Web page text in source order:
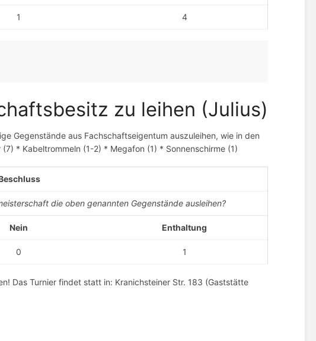
1 4
zu leihen (Julius)
Gegenstände aus Fachschaftseigentum auszuleihen, wie in den
* Kabeltrommeln (1-2) * Megafon (1) * Sonnenschirme (1)
die oben genannten Gegenstände ausleihen?
Nein Enthaltung
0 1
Das Turnier findet statt in: Kranichsteiner Str. 183 (Gaststätte